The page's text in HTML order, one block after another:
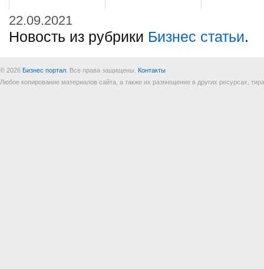
22.09.2021
Новость из рубрики Бизнес статьи.
© 2026 Бизнес портал . Все права защищены. Контакты
Любое копирование материалов сайта, а также их размещение в других ресурсах,